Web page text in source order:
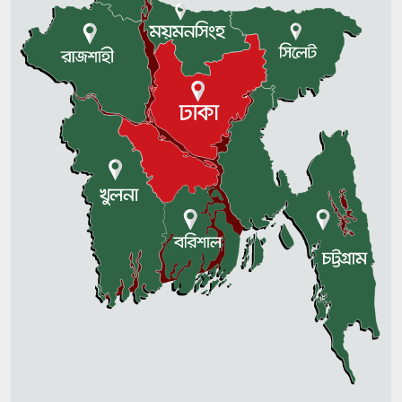
উখিয়া আশ্রয়শিবিরে বিদ্যুৎস্পৃষ্টে
শ্রমিকের মৃত্যু
টেকনাফে ৫ লাখ টাকা মুক্তিপণ দিয়ে
ফিরলেন অপহৃত দর্জি